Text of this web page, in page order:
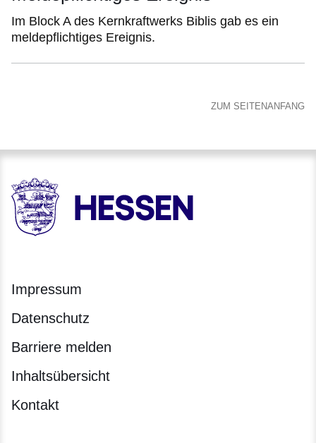
Im Block A des Kernkraftwerks Biblis gab es ein
meldepflichtiges Ereignis.
ZUM SEITENANFANG
HESSEN - Hessische Landesregierung
Impressum
Datenschutz
Barriere melden
Inhaltsübersicht
Kontakt